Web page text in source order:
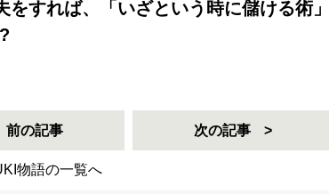
をすれば、「いざという時に儲ける術」
前の記事 次の記事
物語の一覧へ